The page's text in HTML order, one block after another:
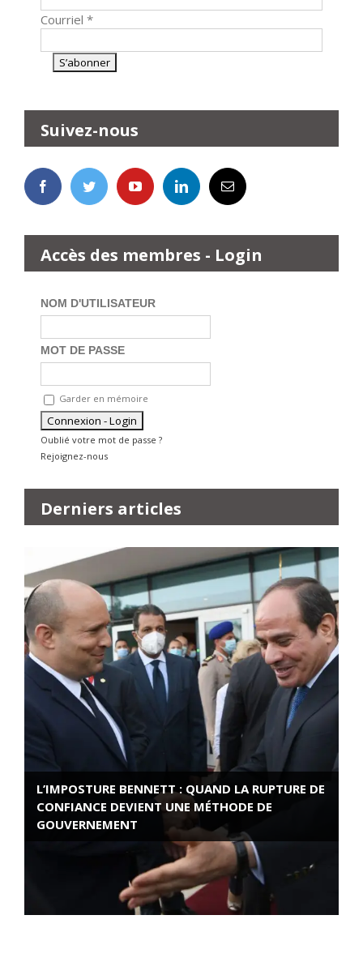
Courriel *
Suivez-nous
Accès des membres - Login
NOM D'UTILISATEUR
MOT DE PASSE
Garder en mémoire
Oublié votre mot de passe ?
Rejoignez-nous
Derniers articles
L’IMPOSTURE BENNETT : QUAND LA RUPTURE DE
CONFIANCE DEVIENT UNE MÉTHODE DE
GOUVERNEMENT
ROSE VALLAND, HEROÏNE DE LA RESISTANCE